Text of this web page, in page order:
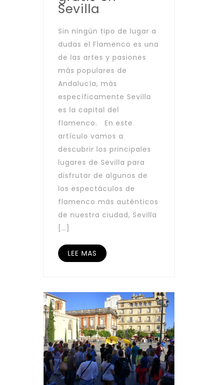
Sevilla
Sin ningún tipo de lugar a
dudas el Flamenco es una
de las artes y pasiones
más populares de
Andalucía, más
específicamente Sevilla
es la capital del
flamenco. En este
artículo vamos a
descubrir los principales
lugares de Sevilla para
disfrutar de algunos de
los espectáculos de
flamenco más auténticos
de nuestra ciudad, Sevilla
[…]
LEE MAS